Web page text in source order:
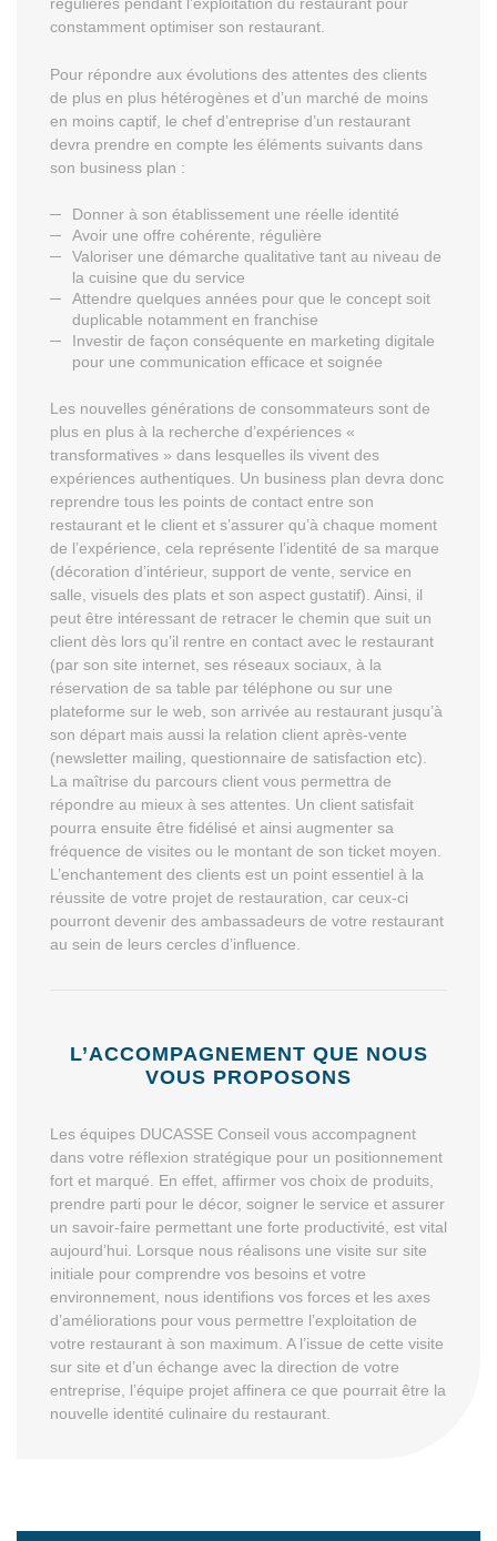
régulières pendant l’exploitation du restaurant pour
constamment optimiser son restaurant.
Pour répondre aux évolutions des attentes des clients
de plus en plus hétérogènes et d’un marché de moins
en moins captif, le chef d’entreprise d’un restaurant
devra prendre en compte les éléments suivants dans
son business plan :
Donner à son établissement une réelle identité
Avoir une offre cohérente, régulière
Valoriser une démarche qualitative tant au niveau de
la cuisine que du service
Attendre quelques années pour que le concept soit
duplicable notamment en franchise
Investir de façon conséquente en marketing digitale
pour une communication efficace et soignée
Les nouvelles générations de consommateurs sont de
plus en plus à la recherche d’expériences «
transformatives » dans lesquelles ils vivent des
expériences authentiques. Un business plan devra donc
reprendre tous les points de contact entre son
restaurant et le client et s’assurer qu’à chaque moment
de l’expérience, cela représente l’identité de sa marque
(décoration d’intérieur, support de vente, service en
salle, visuels des plats et son aspect gustatif). Ainsi, il
peut être intéressant de retracer le chemin que suit un
client dès lors qu’il rentre en contact avec le restaurant
(par son site internet, ses réseaux sociaux, à la
réservation de sa table par téléphone ou sur une
plateforme sur le web, son arrivée au restaurant jusqu’à
son départ mais aussi la relation client après-vente
(newsletter mailing, questionnaire de satisfaction etc).
La maîtrise du parcours client vous permettra de
répondre au mieux à ses attentes. Un client satisfait
pourra ensuite être fidélisé et ainsi augmenter sa
fréquence de visites ou le montant de son ticket moyen.
L’enchantement des clients est un point essentiel à la
réussite de votre projet de restauration, car ceux-ci
pourront devenir des ambassadeurs de votre restaurant
au sein de leurs cercles d’influence.
L’ACCOMPAGNEMENT QUE NOUS
VOUS PROPOSONS
Les équipes DUCASSE Conseil vous accompagnent
dans votre réflexion stratégique pour un positionnement
fort et marqué. En effet, affirmer vos choix de produits,
prendre parti pour le décor, soigner le service et assurer
un savoir-faire permettant une forte productivité, est vital
aujourd’hui. Lorsque nous réalisons une visite sur site
initiale pour comprendre vos besoins et votre
environnement, nous identifions vos forces et les axes
d’améliorations pour vous permettre l’exploitation de
votre restaurant à son maximum. A l’issue de cette visite
sur site et d’un échange avec la direction de votre
entreprise, l’équipe projet affinera ce que pourrait être la
nouvelle identité culinaire du restaurant.